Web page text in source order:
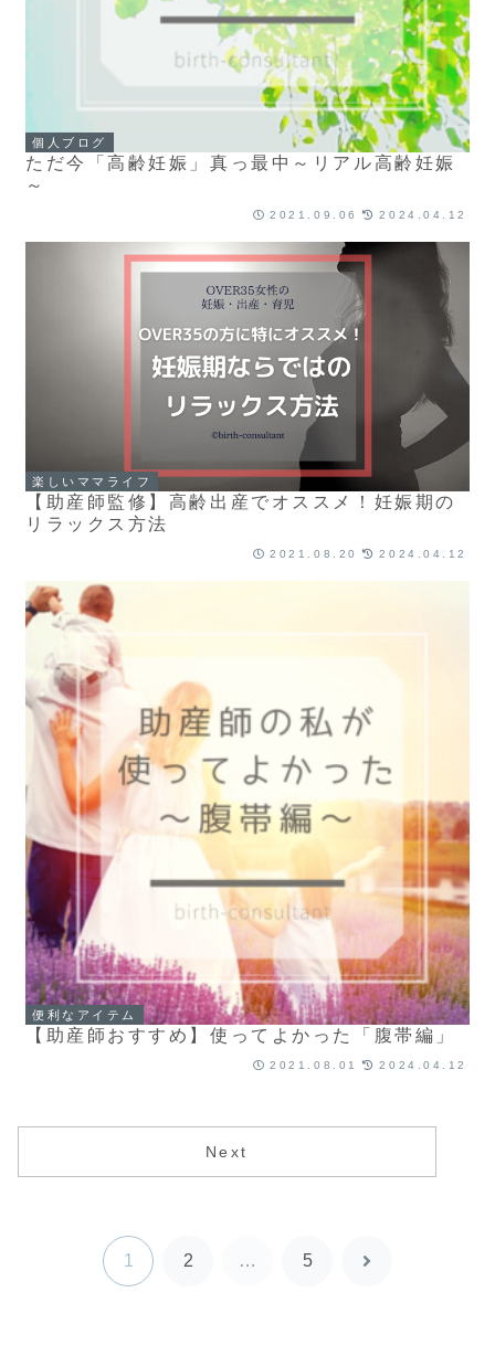
個人ブログ
ただ今「高齢妊娠」真っ最中～リアル高齢妊娠
～
2021.09.06 2024.04.12
楽しいママライフ
【助産師監修】高齢出産でオススメ！妊娠期の
リラックス方法
2021.08.20 2024.04.12
便利なアイテム
【助産師おすすめ】使ってよかった「腹帯編」
2021.08.01 2024.04.12
Next
1 2 … 5
次